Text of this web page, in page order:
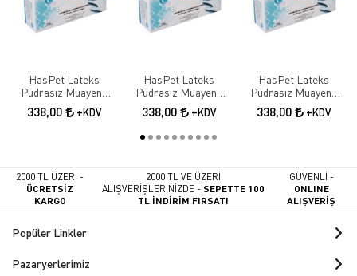
HasPet Lateks
Pudrasız Muayene
Eldiveni 100 lü Paket -
Small
338,00 +KDV
HasPet Lateks
Pudrasız Muayene
Eldiveni 100 lü Paket -
Medium
338,00 +KDV
HasPet Lateks
Pudrasız Muayene
Eldiveni 100 lü Paket -
Large
338,00 +KDV
2000 TL ÜZERİ -
ÜCRETSİZ
KARGO
2000 TL VE ÜZERİ
ALIŞVERİŞLERİNİZDE -SEPETTE 100
TL İNDİRİM FIRSATI
GÜVENLİ -
ONLINE
ALIŞVERİŞ
Popüler Linkler
Pazaryerlerimiz